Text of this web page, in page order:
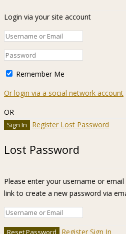
Login via your site account
Remember Me
Or login via a social network account
OR
Register Lost Password
Lost Password
Please enter your username or
link to create a new password via
Register Sign In